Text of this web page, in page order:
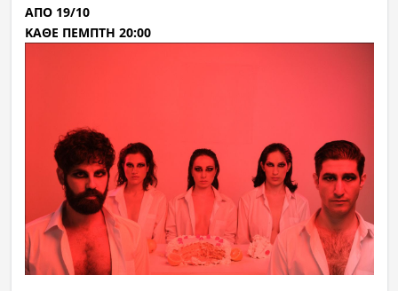
ΑΠΟ 19/10
ΚΑΘΕ ΠΕΜΠΤΗ 20:00